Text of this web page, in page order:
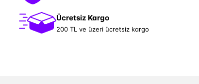
Ücretsiz Kargo
200 TL ve üzeri ücretsiz kargo